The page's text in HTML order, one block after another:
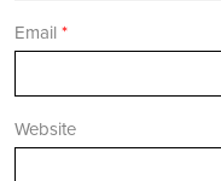
Email *
Website